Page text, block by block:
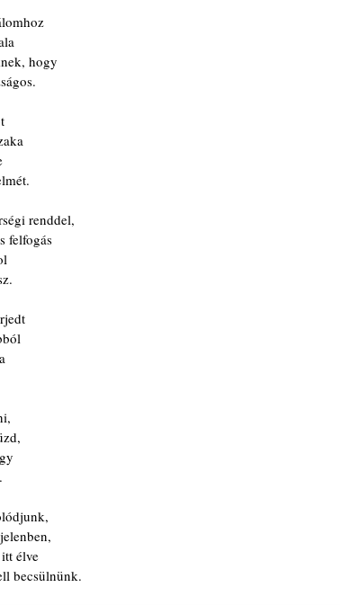
hogy
renddel,
felfogás
élve
becsülnünk.